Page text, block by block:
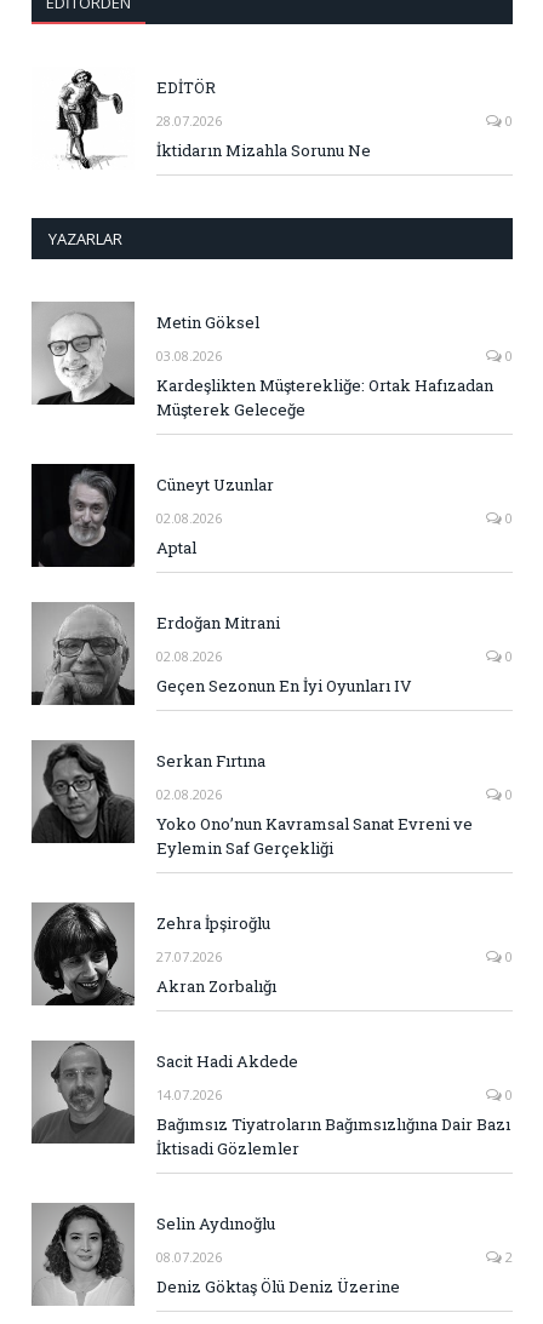
EDİTÖR
28.07.2026 0
İktidarın Mizahla Sorunu Ne
YAZARLAR
Metin Göksel
03.08.2026 0
Kardeşlikten Müşterekliğe: Ortak Hafızadan
Müşterek Geleceğe
Cüneyt Uzunlar
02.08.2026 0
Aptal
Erdoğan Mitrani
02.08.2026 0
Geçen Sezonun En İyi Oyunları IV
Serkan Fırtına
02.08.2026 0
Yoko Ono’nun Kavramsal Sanat Evreni ve
Eylemin Saf Gerçekliği
Zehra İpşiroğlu
27.07.2026 0
Akran Zorbalığı
Sacit Hadi Akdede
14.07.2026 0
Bağımsız Tiyatroların Bağımsızlığına Dair Bazı
İktisadi Gözlemler
Selin Aydınoğlu
08.07.2026 2
Deniz Göktaş Ölü Deniz Üzerine